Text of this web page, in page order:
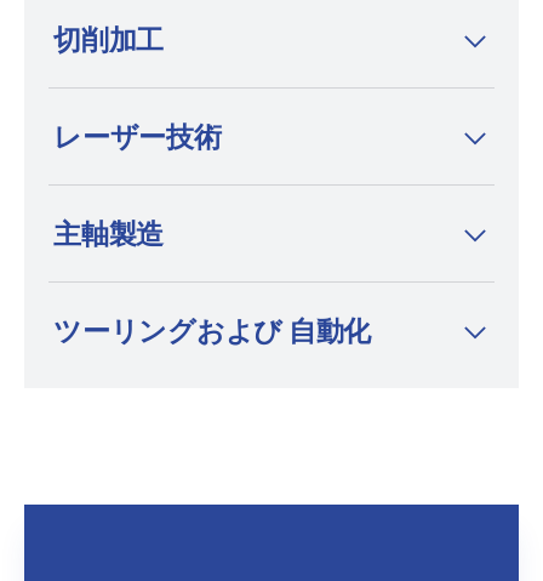
は、ワイヤー放電加工機、形彫り放電加工
機、細穴放電加工機の分野において、プレミ
して知られています。
切削加工
レーザー技術
主軸製造
ツーリングおよび 自動化